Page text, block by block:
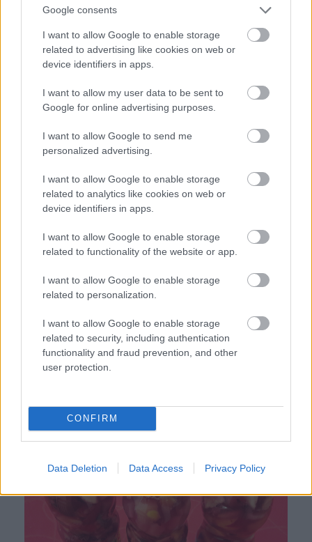
Google consents
I want to allow Google to enable storage
related to advertising like cookies on web or
device identifiers in apps.
I want to allow my user data to be sent to
Google for online advertising purposes.
I want to allow Google to send me
personalized advertising.
I want to allow Google to enable storage
related to analytics like cookies on web or
device identifiers in apps.
I want to allow Google to enable storage
related to functionality of the website or app.
I want to allow Google to enable storage
related to personalization.
I want to allow Google to enable storage
related to security, including authentication
functionality and fraud prevention, and other
user protection.
CONFIRM
Data Deletion Data Access Privacy Policy
Eredeti formájában többféle gyümölcsöt is
szoktunk fogyasztani a túrák alatt. Élvezeti
értékük azonban növelhető is némi
furfanggal. Egy ízben látomásom támadt és
rájöttem, hogy lehetne megalkotni egy
olyan keveréket, ami egyszerre ital és étel,
közben pedig ízével is feldob. Egy nagyobb
szájjal ellátott félliteres palackba (a Cappy
gyümölcsléé ilyen) odahaza apróra vágott
epret, meggyet, ananászt – teszek és csurig
töltöm a konzervből származó ananászlével
(vagy bármilyen gyümölcslével). Így
egyszerre lehet enni és inni, ráadásul
valami nagyon finomat és frissítőt. Nagyon